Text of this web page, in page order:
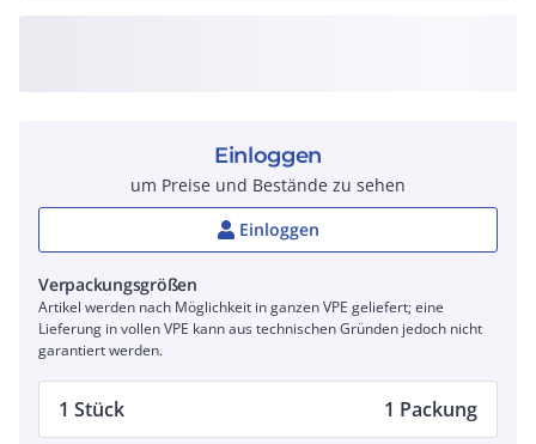
Einloggen
um Preise und Bestände zu sehen
Einloggen
Verpackungsgrößen
Artikel werden nach Möglichkeit in ganzen VPE geliefert; eine
Lieferung in vollen VPE kann aus technischen Gründen jedoch nicht
garantiert werden.
1 Stück 1 Packung